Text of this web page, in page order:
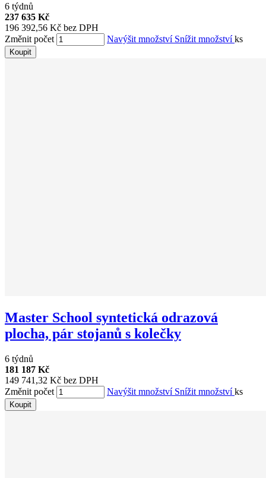
6 týdnů
237 635 Kč
196 392,56 Kč bez DPH
Změnit počet
Navýšit množství Snížit množstvíks
Koupit
Master School syntetická odrazová
plocha, pár stojanů s kolečky
6 týdnů
181 187 Kč
149 741,32 Kč bez DPH
Změnit počet
Navýšit množství Snížit množstvíks
Koupit